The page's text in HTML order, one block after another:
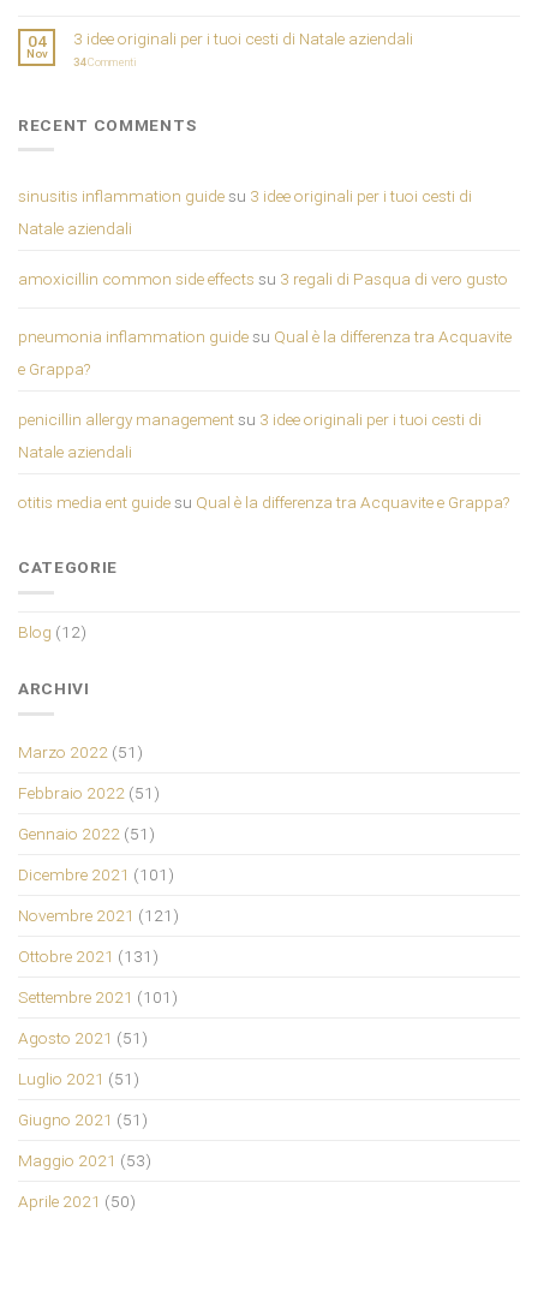
04
Nov
3 idee originali per i tuoi cesti di Natale aziendali
34Commenti
RECENT COMMENTS
sinusitis inflammation guidesu 3 idee originali per i tuoi cesti di
Natale aziendali
amoxicillin common side effects su 3 regali di Pasqua di vero gusto
pneumonia inflammation guidesu Qual è la differenza tra Acquavite
e Grappa?
penicillin allergy managementsu 3 idee originali per i tuoi cesti di
Natale aziendali
otitis media ent guidesu Qual è la differenza tra Acquavite e Grappa?
CATEGORIE
Blog (12)
ARCHIVI
Marzo 2022 (51)
Febbraio 2022 (51)
Gennaio 2022 (51)
Dicembre 2021 (101)
Novembre 2021 (121)
Ottobre 2021 (131)
Settembre 2021 (101)
Agosto 2021 (51)
Luglio 2021 (51)
Giugno 2021 (51)
Maggio 2021 (53)
Aprile 2021 (50)